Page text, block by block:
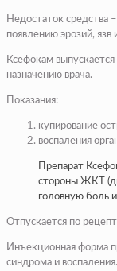
Недостаток средства
появлению эрозий,
Ксефокам
назначению врача.
Показания:
купирование
воспаления
Препарат
стороны ЖКТ
головную боль
Отпускается по
Инъекционная форма
синдрома и